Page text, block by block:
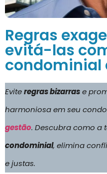
Regras
evitá-las
condominial
Eviteregras bizarrase
harmoniosa em seu
gestão. Descubra como a
condominial, elimina
e justas.